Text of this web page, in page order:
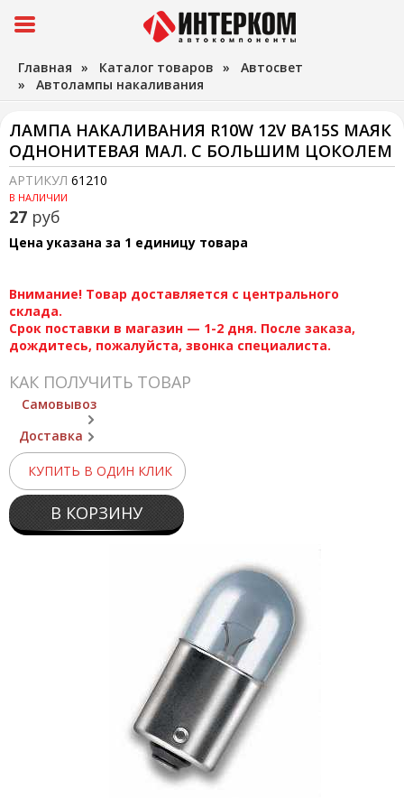
Главная » Каталог товаров » Автосвет
» Автолампы накаливания
ЛАМПА НАКАЛИВАНИЯ R10W 12V ВА15S МАЯК
ОДНОНИТЕВАЯ МАЛ. С БОЛЬШИМ ЦОКОЛЕМ
АРТИКУЛ 61210
В НАЛИЧИИ
27 руб
Цена указана за 1 единицу товара
Внимание! Товар доставляется с центрального
склада.
Срок поставки в магазин — 1-2 дня. После заказа,
дождитесь, пожалуйста, звонка специалиста.
КАК ПОЛУЧИТЬ ТОВАР
Самовывоз
Доставка
КУПИТЬ В ОДИН КЛИК
В КОРЗИНУ